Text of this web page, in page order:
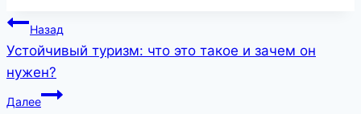
Навигация
по
записям
Назад
Устойчивый туризм: что это такое и зачем он
нужен?
Далее